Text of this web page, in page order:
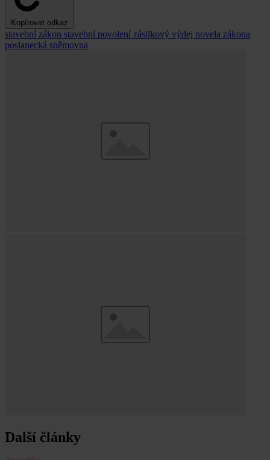
Kopírovat odkaz
stavební zákon stavební povolení zásilkový výdej novela zákona
poslanecká sněmovna
Další články